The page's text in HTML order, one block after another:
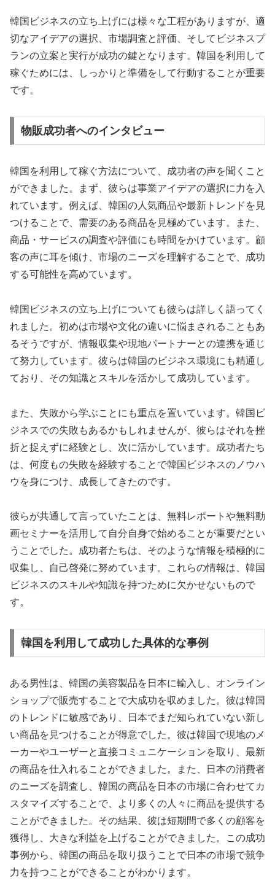
韓国ビジネスの立ち上げには様々な工程がありますが、適
切なアイデアの選択、市場調査と評価、そしてビジネスプ
ランの立案と実行が成功の鍵となります。韓国を利用して
稼ぐためには、しっかりと準備をして行動することが重要
です。
物販成功者へのインタビュー
韓国を利用して稼ぐ方法について、成功者の声を聞くこと
ができました。まず、彼らは事業アイデアの選択に力を入
れています。例えば、韓国の人気商品や最新トレンドを見
つけることで、需要のある商品を見極めています。また、
商品・サービスの調査や評価にも時間をかけています。顧
客の声に耳を傾け、市場のニーズを理解することで、成功
する可能性を高めています。
韓国ビジネスの立ち上げについても彼らは詳しく語ってく
れました。初めは市場や文化の違いに悩まされることもあ
るそうですが、情報収集や現地パートナーとの連携を通じ
て努力しています。彼らは韓国のビジネス環境にも精通し
ており、その知識とスキルを活かして成功しています。
また、失敗から学ぶことにも重点を置いています。韓国ビ
ジネスでの失敗もあるかもしれませんが、彼らはそれを挫
折と捉えずに経験とし、次に活かしています。成功者たち
は、何度もの失敗を経験することで韓国ビジネスのノウハ
ウを身につけ、成長してきたのです。
彼らが共通して言っていたことは、無料レポートや無料動
画セミナーを活用して自分自身で始めることが重要だとい
うことでした。成功者たちは、そのような情報を積極的に
収集し、自己啓発に努めています。これらの情報は、韓国
ビジネスのスキルや知識を持つために欠かせないもので
す。
韓国を利用して成功した具体的な事例
ある男性は、韓国の美容製品を日本に輸入し、オンライン
ショップで販売することで大成功を収めました。彼は韓国
のトレンドに敏感であり、日本でまだ知られていない新し
い商品を見つけることが得意でした。彼は韓国で現地のメ
ーカーやユーザーと直接コミュニケーションを取り、最新
の商品を仕入れることができました。また、日本の消費者
のニーズを調査し、韓国の商品を日本の市場に合わせてカ
スタマイズすることで、より多くの人々に商品を提供する
ことができました。その結果、彼は短期間で多くの顧客を
獲得し、大きな利益を上げることができました。この成功
事例から、韓国の商品を取り扱うことで日本の市場で競争
力を持つことができることがわかります。